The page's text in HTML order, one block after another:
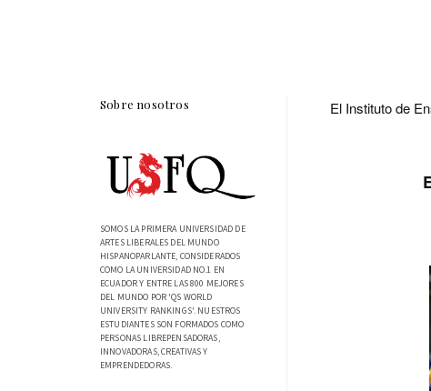
El Instituto de
Sobre nosotros
SOMOS LA PRIMERA UNIVERSIDAD DE
ARTES LIBERALES DEL MUNDO
HISPANOPARLANTE, CONSIDERADOS
COMO LA UNIVERSIDAD NO.1 EN
ECUADOR Y ENTRE LAS 800 MEJORES
DEL MUNDO POR 'QS WORLD
UNIVERSITY RANKINGS'. NUESTROS
ESTUDIANTES SON FORMADOS COMO
PERSONAS LIBREPENSADORAS,
INNOVADORAS, CREATIVAS Y
EMPRENDEDORAS.